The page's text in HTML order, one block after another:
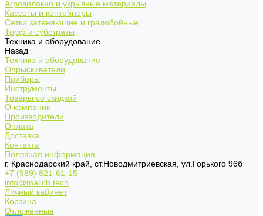
Агроволокно и укрывные материалы
Кассеты и контейнеры
Сетки затеняющие и градобойные
Торф и субстраты
Техника и оборудование
Назад
Техника и оборудование
Опрыскиватели
Приборы
Инструменты
Товары со скидкой
О компании
Производители
Оплата
Доставка
Контакты
Полезная информация
г. Краснодарский край, ст.Новодмитриевская, ул.Горького 96б
+7 (989) 821-61-15
info@malich.tech
Личный кабинет
Корзина
Отложенные